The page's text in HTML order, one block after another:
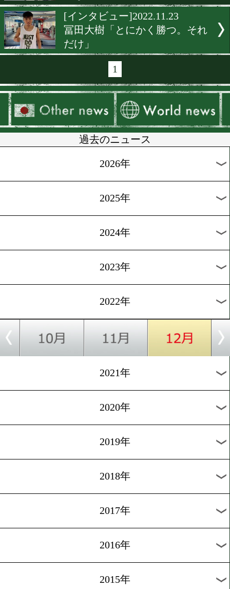
[インタビュー]2022.11.29
田中恒成「レベルが違う。
も圧勝」
[インタビュー動画
赤穂亮が警戒するカシメロ
ィフェンス力
[試合日程]2022.11.25
堤駿斗がアポリナルと激突!
[インタビュー]2022.11.24
堀川謙一「正念場。負けた
はない」
冨田大樹「とにかく勝つ。
だけ」
1
過去のニュース
2025年
2024年